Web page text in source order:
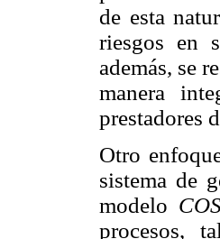
de esta
riesgos en
además, se
manera
prestadores
Otro
sistema de
modelo
procesos,